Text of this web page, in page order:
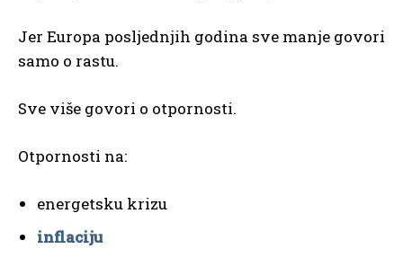
Jer Europa posljednjih godina sve manje govori
samo o rastu.
Sve više govori o otpornosti.
Otpornosti na:
energetsku krizu
inflaciju